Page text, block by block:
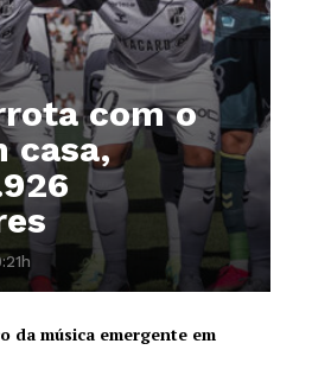
com o
casa,
da música emergente em